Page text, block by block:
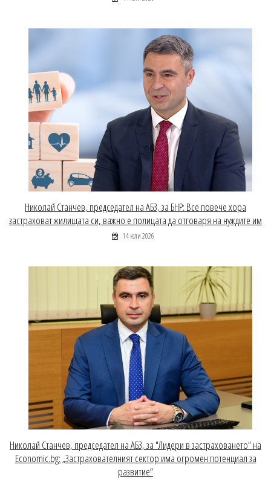
Николай Станчев, председател на АБЗ, за БНР: Все повече хора
застраховат жилищата си, важно е полицата да отговаря на нуждите им
14 юли 2026
Николай Станчев, председател на АБЗ, за "Лидери в застраховането" на
Economic.bg: „Застрахователният сектор има огромен потенциал за
развитие“